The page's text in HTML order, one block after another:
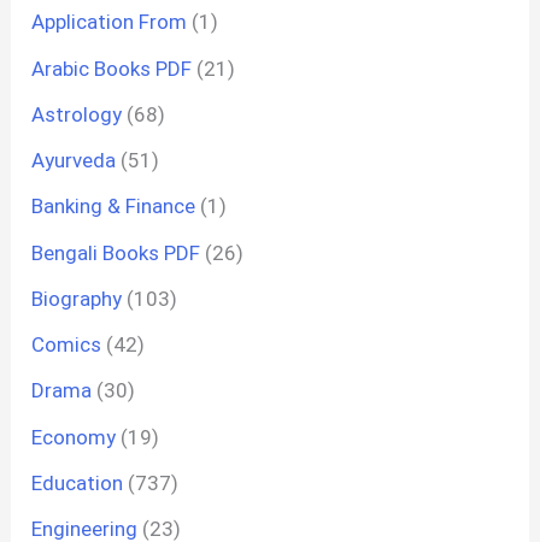
Application From (1)
Arabic Books PDF (21)
Astrology (68)
Ayurveda (51)
Banking & Finance (1)
Bengali Books PDF (26)
Biography (103)
Comics (42)
Drama (30)
Economy (19)
Education (737)
Engineering (23)